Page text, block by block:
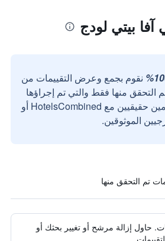
بيتي لودج
نقوم بجمع وعرض التقييمات من
التحقق منها فقط والتي تم إجراؤها
بواسطة مستخدمين حقيقيين مع HotelsCombined أو
الموثوقين.
حاول إزالة مرشح أو تغيير بحثك أو